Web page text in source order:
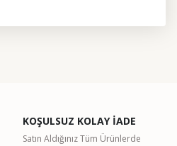
KOŞULSUZ KOLAY İADE
Satın Aldığınız Tüm Ürünlerde